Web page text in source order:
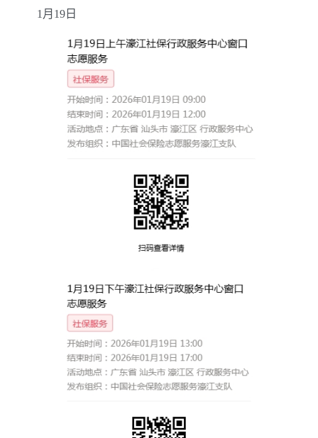
1 月 19 日